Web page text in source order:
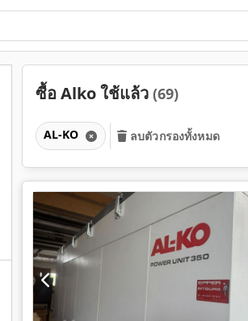
ซื้อ Alko ใช้แล้ว (69)
AL-KO ลบตัวกรองทั้งหมด